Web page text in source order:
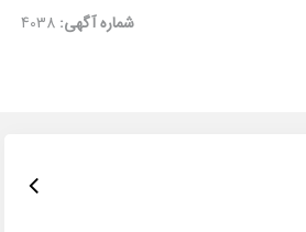
شماره آگهی: 4038